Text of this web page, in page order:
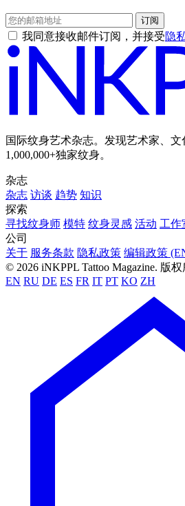
订阅
我同意接收邮件订阅，并接受隐
国际纹身艺术杂志。发现艺术家、
1,000,000+独家纹身。
杂志
杂志 访谈 趋势 知识
探索
寻找纹身师 模特 纹身灵感 活动 工作
公司
关于 服务条款 隐私政策 编辑政策
© 2026 iNKPPL Tattoo Magazine. 版权
EN RU DE ES FR IT PT KO ZH